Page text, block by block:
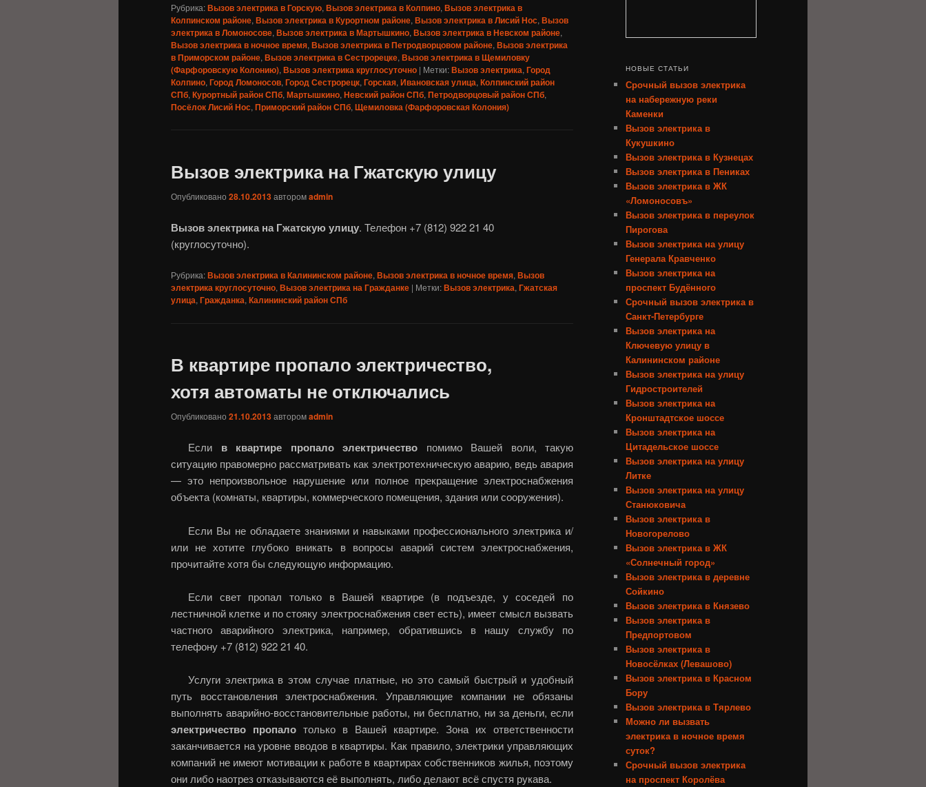
Рубрика:Вызов электрика в Горскую, Вызов электрика в Колпино, Вызов электрика в
Колпинском районе, Вызов электрика в Курортном районе, Вызов электрика в Лисий Нос, Вызов
электрика в Ломоносове, Вызов электрика в Мартышкино, Вызов электрика в Невском районе,
Вызов электрика в ночное время, Вызов электрика в Петродворцовом районе, Вызов электрика
в Приморском районе, Вызов электрика в Сестрорецке, Вызов электрика в Щемиловку
(Фарфоровскую Колонию), Вызов электрика круглосуточно | Метки:Вызов электрика, Город
Колпино, Город Ломоносов, Город Сестрорецк, Горская, Ивановская улица, Колпинский район
СПб, Курортный район СПб, Мартышкино, Невский район СПб, Петродворцовый район СПб,
Посёлок Лисий Нос, Приморский район СПб, Щемиловка (Фарфоровская Колония)
Вызов электрика на Гжатскую улицу
Опубликовано 28.10.2013авторомadmin
Вызов электрика на Гжатскую улицу. Телефон +7 (812) 922 21 40
(круглосуточно).
Рубрика:Вызов электрика в Калининском районе, Вызов электрика в ночное время, Вызов
электрика круглосуточно, Вызов электрика на Гражданке | Метки:Вызов электрика, Гжатская
улица, Гражданка, Калининский район СПб
В квартире пропало электричество,
хотя автоматы не отключались
Опубликовано 21.10.2013авторомadmin
Если в квартире пропало электричество помимо Вашей воли, такую
ситуацию правомерно рассматривать как электротехническую аварию, ведь авария
— это непроизвольное нарушение или полное прекращение электроснабжения
объекта (комнаты, квартиры, коммерческого помещения, здания или сооружения).
Если Вы не обладаете знаниями и навыками профессионального электрика и/
или не хотите глубоко вникать в вопросы аварий систем электроснабжения,
прочитайте хотя бы следующую информацию.
Если свет пропал только в Вашей квартире (в подъезде, у соседей по
лестничной клетке и по стояку электроснабжения свет есть), имеет смысл вызвать
частного аварийного электрика, например, обратившись в нашу службу по
телефону +7 (812) 922 21 40.
Услуги электрика в этом случае платные, но это самый быстрый и удобный
путь восстановления электроснабжения. Управляющие компании не обязаны
выполнять аварийно-восстановительные работы, ни бесплатно, ни за деньги, если
электричество пропало только в Вашей квартире. Зона их ответственности
заканчивается на уровне вводов в квартиры. Как правило, электрики управляющих
компаний не имеют мотивации к работе в квартирах собственников жилья, поэтому
они либо наотрез отказываются её выполнять, либо делают всё спустя рукава.
НОВЫЕ СТАТЬИ
Срочный вызов электрика
на набережную реки
Каменки
Вызов электрика в
Кукушкино
Вызов электрика в Кузнецах
Вызов электрика в Пениках
Вызов электрика в ЖК
«Ломоносовъ»
Вызов электрика в переулок
Пирогова
Вызов электрика на улицу
Генерала Кравченко
Вызов электрика на
проспект Будённого
Срочный вызов электрика в
Санкт-Петербурге
Вызов электрика на
Ключевую улицу в
Калининском районе
Вызов электрика на улицу
Гидростроителей
Вызов электрика на
Кронштадтское шоссе
Вызов электрика на
Цитадельское шоссе
Вызов электрика на улицу
Литке
Вызов электрика на улицу
Станюковича
Вызов электрика в
Новогорелово
Вызов электрика в ЖК
«Солнечный город»
Вызов электрика в деревне
Сойкино
Вызов электрика в Князево
Вызов электрика в
Предпортовом
Вызов электрика в
Новосёлках (Левашово)
Вызов электрика в Красном
Бору
Вызов электрика в Тярлево
Можно ли вызвать
электрика в ночное время
суток?
Срочный вызов электрика
на проспект Королёва